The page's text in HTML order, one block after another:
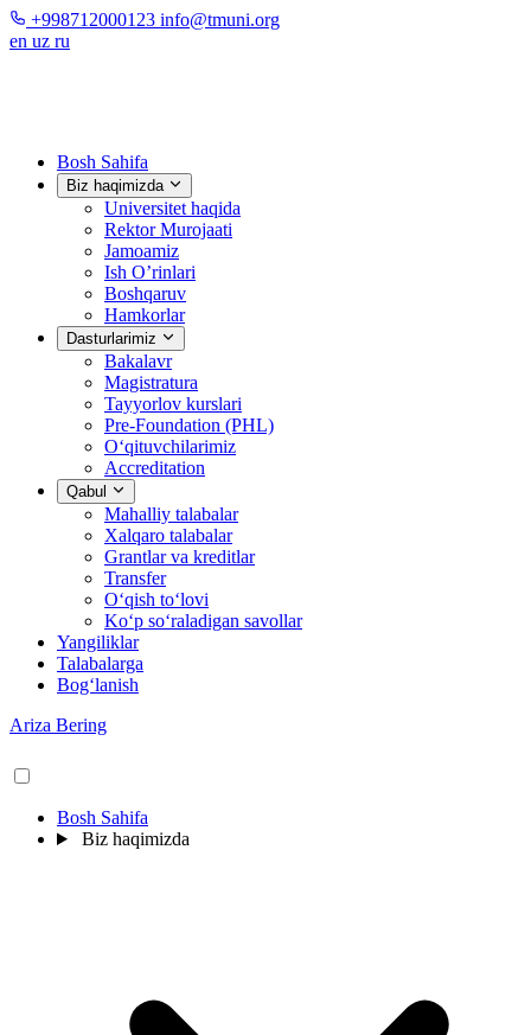
+998712000123 info@tmuni.org
en uz ru
Bosh Sahifa
Biz haqimizda
Universitet haqida
Rektor Murojaati
Jamoamiz
Ish O’rinlari
Boshqaruv
Hamkorlar
Dasturlarimiz
Bakalavr
Magistratura
Tayyorlov kurslari
Pre-Foundation (PHL)
O‘qituvchilarimiz
Accreditation
Qabul
Mahalliy talabalar
Xalqaro talabalar
Grantlar va kreditlar
Transfer
O‘qish to‘lovi
Ko‘p so‘raladigan savollar
Yangiliklar
Talabalarga
Bog‘lanish
Ariza Bering
Bosh Sahifa
Biz haqimizda